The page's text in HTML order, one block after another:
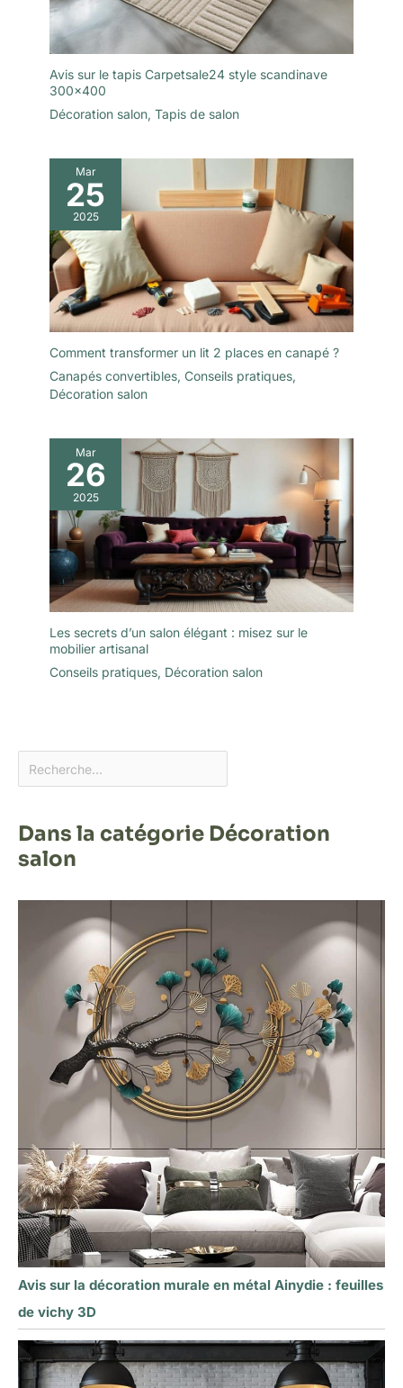
Avis sur le tapis Carpetsale24 style scandinave
300×400
Décoration salon, Tapis de salon
Mar
25
2025
Comment transformer un lit 2 places en canapé ?
Canapés convertibles, Conseils pratiques,
Décoration salon
Mar
26
2025
Les secrets d’un salon élégant : misez sur le
mobilier artisanal
Conseils pratiques, Décoration salon
Dans la catégorie Décoration
salon
Avis sur la décoration murale en métal Ainydie : feuilles
de vichy 3D